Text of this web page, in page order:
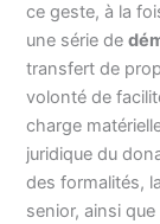
ce geste, à la
une série de
transfert de
volonté de
charge
juridique du
des formalités,
senior, ainsi